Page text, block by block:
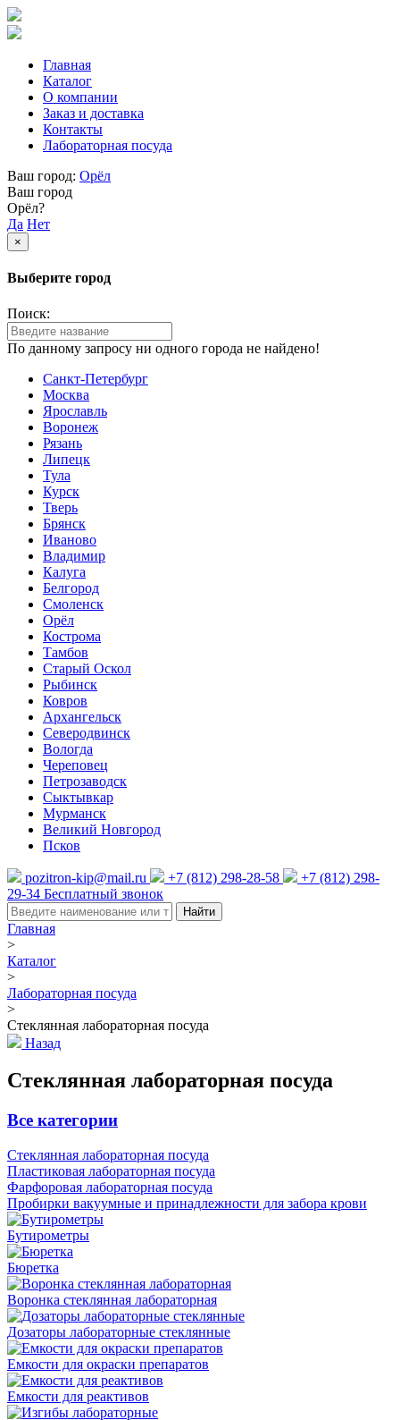
Главная
Каталог
О компании
Заказ и доставка
Контакты
Лабораторная посуда
Ваш город: Орёл
Ваш город
Орёл?
Да Нет
×
Выберите город
Поиск:
По данному запросу ни одного города не найдено!
Санкт-Петербург
Москва
Ярославль
Воронеж
Рязань
Липецк
Тула
Курск
Тверь
Брянск
Иваново
Владимир
Калуга
Белгород
Смоленск
Орёл
Кострома
Тамбов
Старый Оскол
Рыбинск
Ковров
Архангельск
Северодвинск
Вологда
Череповец
Петрозаводск
Сыктывкар
Мурманск
Великий Новгород
Псков
pozitron-kip@mail.ru +7 (812) 298-28-58
+7 (812) 298-
29-34 Бесплатный звонок
Найти
Главная
>
Каталог
>
Лабораторная посуда
>
Стеклянная лабораторная посуда
Назад
Стеклянная лабораторная посуда
Все категории
Стеклянная лабораторная посуда
Пластиковая лабораторная посуда
Фарфоровая лабораторная посуда
Пробирки вакуумные и принадлежности для забора крови
Бутирометры
Бюретка
Воронка стеклянная лабораторная
Дозаторы лабораторные стеклянные
Емкости для окраски препаратов
Емкости для реактивов